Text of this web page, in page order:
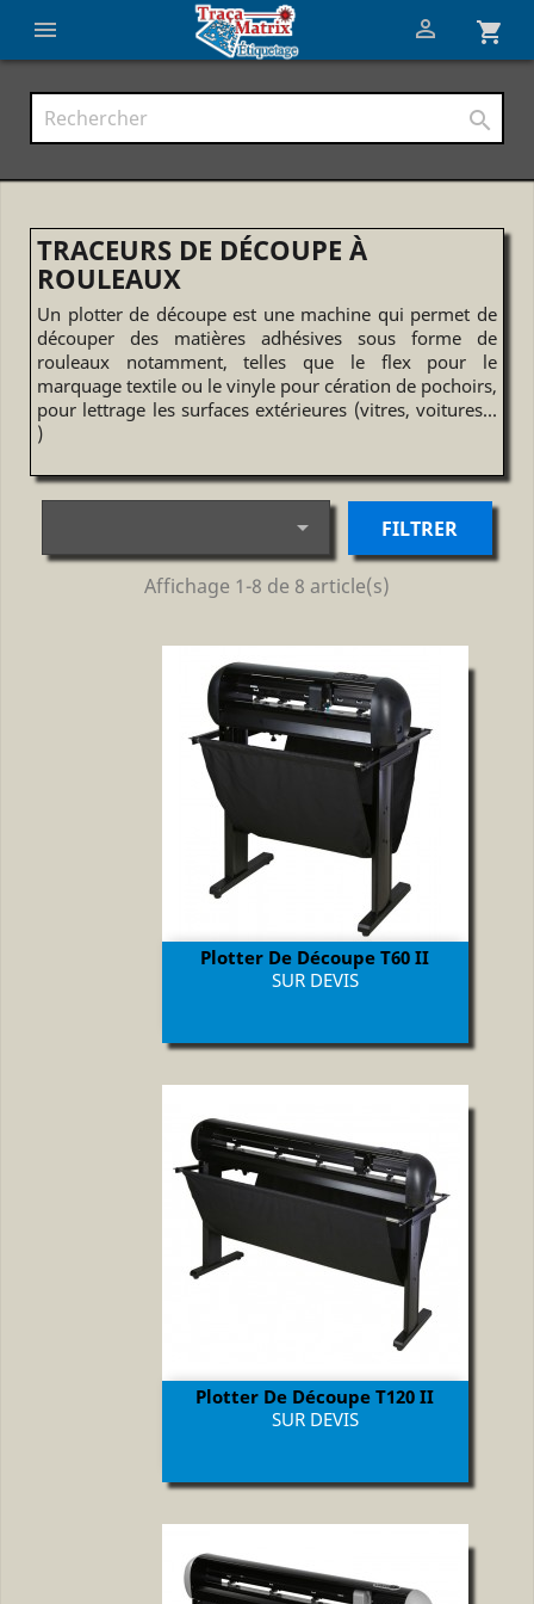
 shopping_cart


TRACEURS DE DÉCOUPE À
ROULEAUX
Un plotter de découpe est une machine qui permet de
découper des matières adhésives sous forme de
rouleaux notamment, telles que le flex pour le
marquage textile ou le vinyle pour cération de pochoirs,
pour lettrage les surfaces extérieures (vitres, voitures...
)
 FILTRER
Affichage 1-8 de 8 article(s)
Plotter De Découpe T60 II
Prix
SUR DEVIS
Plotter De Découpe T120 II
Prix
SUR DEVIS